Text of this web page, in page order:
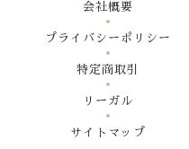
会社概要
プライバシーポリシー
特定商取引
リーガル
サイトマップ